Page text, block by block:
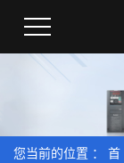
您当前的位置 ： 首